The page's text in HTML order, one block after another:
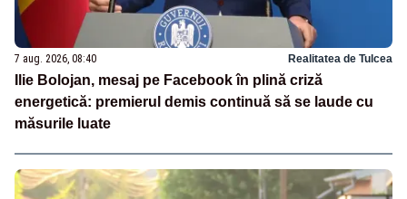
7 aug. 2026, 08:40 Realitatea de Tulcea
Ilie Bolojan, mesaj pe Facebook în plină criză
energetică: premierul demis continuă să se laude cu
măsurile luate